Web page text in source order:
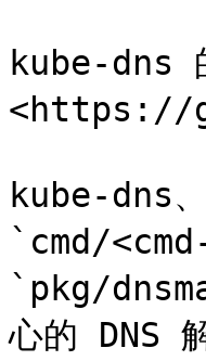
kube-dns
<https://
kube-dns
`cmd/
`pkg/
心的 DNS